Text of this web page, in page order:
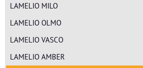
LAMELIO MILO
LAMELIO OLMO
LAMELIO VASCO
LAMELIO AMBER